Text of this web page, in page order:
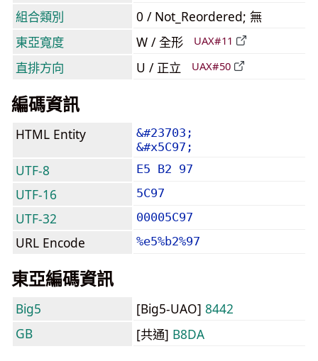
組合類別
0 / Not_Reordered; 無
東亞寬度
W / 全形 UAX#11
直排方向 U / 正立 UAX#50
編碼資訊
HTML Entity
&#23703;
&#x5C97;
UTF-8 E5 B2 97
UTF-16 5C97
UTF-32 00005C97
URL Encode %e5%b2%97
東亞編碼資訊
Big5 [Big5-UAO] 8442
GB
[共通] B8DA